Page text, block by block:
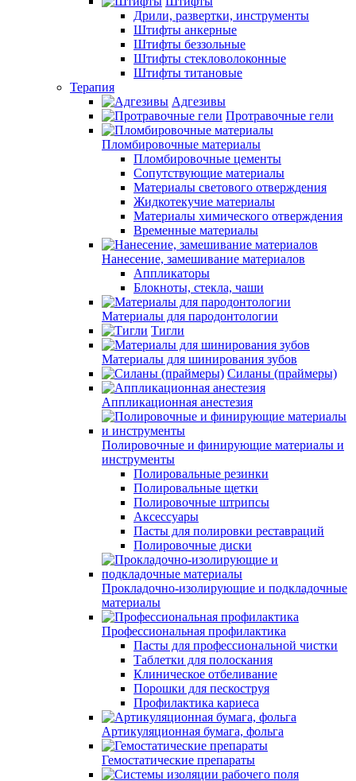
Дрили, развертки, инструменты
Штифты анкерные
Штифты беззольные
Штифты стекловолоконные
Штифты титановые
Терапия
Адгезивы
Протравочные гели
Пломбировочные материалы
Пломбировочные цементы
Сопутствующие материалы
Материалы светового отверждения
Жидкотекучие материалы
Материалы химического отверждения
Временные материалы
Нанесение, замешивание материалов
Аппликаторы
Блокноты, стекла, чаши
Материалы для пародонтологии
Тигли
Материалы для шинирования зубов
Силаны (праймеры)
Аппликационная анестезия
Полировочные и финирующие материалы и
инструменты
Полировальные резинки
Полировальные щетки
Полировочные штрипсы
Аксессуары
Пасты для полировки реставраций
Полировочные диски
Прокладочно-изолирующие и подкладочные
материалы
Профессиональная профилактика
Пасты для профессиональной чистки
Таблетки для полоскания
Клиническое отбеливание
Порошки для пескоструя
Профилактика кариеса
Артикуляционная бумага, фольга
Гемостатические препараты